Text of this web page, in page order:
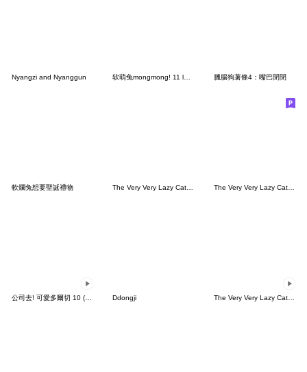
Nyangzi and Nyanggun 臘腸狗薯條4：嘴巴閉閉
軟爛兔想要聖誕禮物 The Very Very Lazy Cat - 不合作運動
公司去! 可愛多爾切 10 (TW) Ddongji The Very Very Lazy Cat 秋日時光